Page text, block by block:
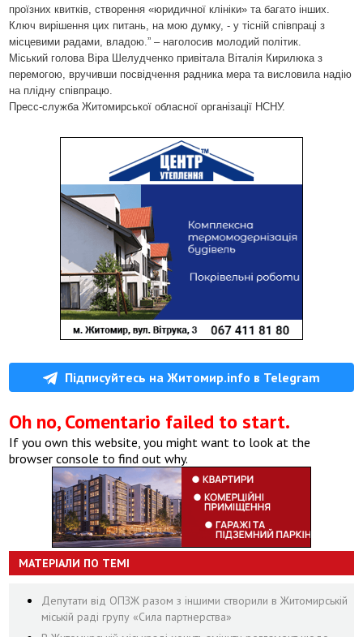
проїзних квитків, створення «юридичної клініки» та багато інших.
Ключ вирішення цих питань, на мою думку, - у тісній співпраці з
місцевими радами, владою.” – наголосив молодий політик.
Міський голова Віра Шелудченко привітала Віталія Кирилюка з
перемогою, вручивши посвідчення радника мера та висловила надію
на плідну співпрацю.
Пресс-служба Житомирської обласної організації НСНУ.
Підписуйтесь на Житомир.info в Telegram
Oh no, Comentario failed to start.
If you own this website, you might want to look at the
browser console to find out why.
МАТЕРІАЛИ ПО ТЕМІ
Депутати від ОПЗЖ разом з іншими створили в Житомирській
міській раді групу «Сила партнерства»